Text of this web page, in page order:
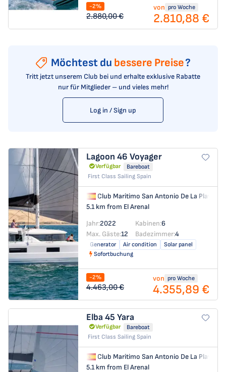
-2%
2.880,00 €
von pro Woche
2.810,88 €
Möchtest du bessere Preise?
Tritt jetzt unserem Club bei und erhalte exklusive Rabatte
nur für Mitglieder – und vieles mehr!
Log in / Sign up
Lagoon 46 Voyager
Verfügbar
Bareboat
First Class Sailing Spain
Club Maritimo San Antonio De La Playa
5.1 km from El Arenal
Jahr:2022 Kabinen:6
Max. Gäste:12 Badezimmer:4
Generator Air condition
Solar panel
Sofortbuchung
-2%
4.463,00 €
von pro Woche
4.355,89 €
Elba 45 Yara
Verfügbar
Bareboat
First Class Sailing Spain
Club Maritimo San Antonio De La Playa
5.1 km from El Arenal